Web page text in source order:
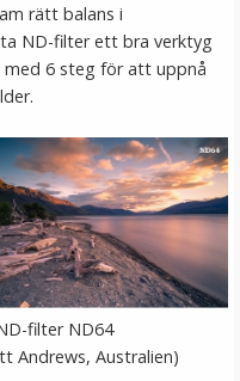
för Fujifilm
★
rätt balans i
ND-filter ett bra verktyg
med 6 steg för att uppnå
filter ND64
Andrews, Australien)